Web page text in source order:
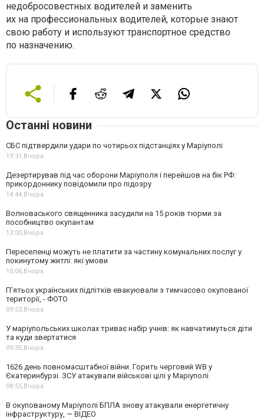
недобросовестных водителей и заменить
их на профессиональных водителей, которые знают
свою работу и используют транспортное средство
по назначению.
Останні новини
СБС підтвердили удари по чотирьох підстанціях у Маріуполі
19:31,Вчора
Дезертирував під час оборони Маріуполя і перейшов на бік РФ:
прикордоннику повідомили про підозру
14:44,Вчора
Волноваського священника засудили на 15 років тюрми за
пособництво окупантам
13:00,Вчора
Переселенці можуть не платити за частину комунальних послуг у
покинутому житлі: які умови
10:06,Вчора
П’ятьох українських підлітків евакуювали з тимчасово окупованої
території, - ФОТО
09:53,Вчора
У маріупольських школах триває набір учнів: як навчатимуться діти
та куди звертатися
09:35,Вчора
1626 день повномасштабної війни. Горить черговий WB у
Єкатеринбурзі. ЗСУ атакували військові цілі у Маріуполі
08:55,Вчора
В окупованому Маріуполі БПЛА знову атакували енергетичну
інфраструктуру, — ВІДЕО